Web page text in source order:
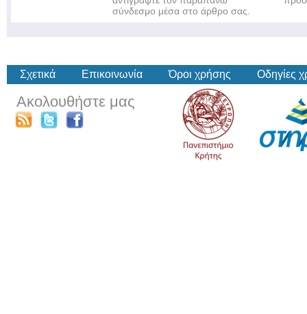
σύνδεσμο μέσα στο άρθρο σας.
Σχετικά Επικοινωνία Όροι χρήσης Οδηγίες
Ακολουθήστε μας